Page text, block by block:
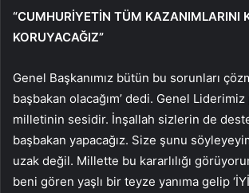
“CUMHURİYETİN TÜM KAZANIMLARINI
KORUYACAĞIZ”
Genel Başkanımız bütün bu sorunları
başbakan olacağım’ dedi. Genel Liderimiz
milletinin sesidir. İnşallah sizlerin de
başbakan yapacağız. Size şunu
uzak değil. Millette bu kararlılığı
beni gören yaşlı bir teyze yanıma gelip